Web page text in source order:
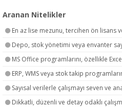
Aranan Nitelikler
En az lise mezunu, tercihen ön lisans
Depo, stok yönetimi veya envanter
MS Office programlarını, özellikle
ERP, WMS veya stok takip
Sayısal verilerle çalışmayı seven ve
Dikkatli, düzenli ve detay odaklı